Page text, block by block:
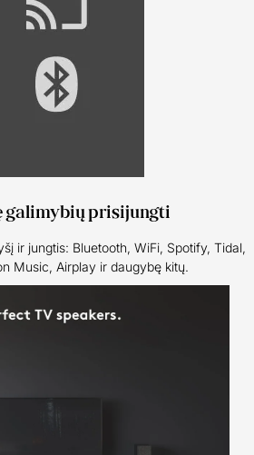
galimybių prisijungti
ir jungtis: Bluetooth, WiFi, Spotify, Tidal,
Music, Airplay ir daugybę kitų.